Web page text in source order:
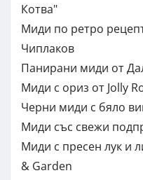
Котва"
Миди по ретро
Чиплаков
Панирани миди от
Миди с ориз от Jolly
Черни миди с бяло
Миди със свежи
Миди с пресен лук и
& Garden